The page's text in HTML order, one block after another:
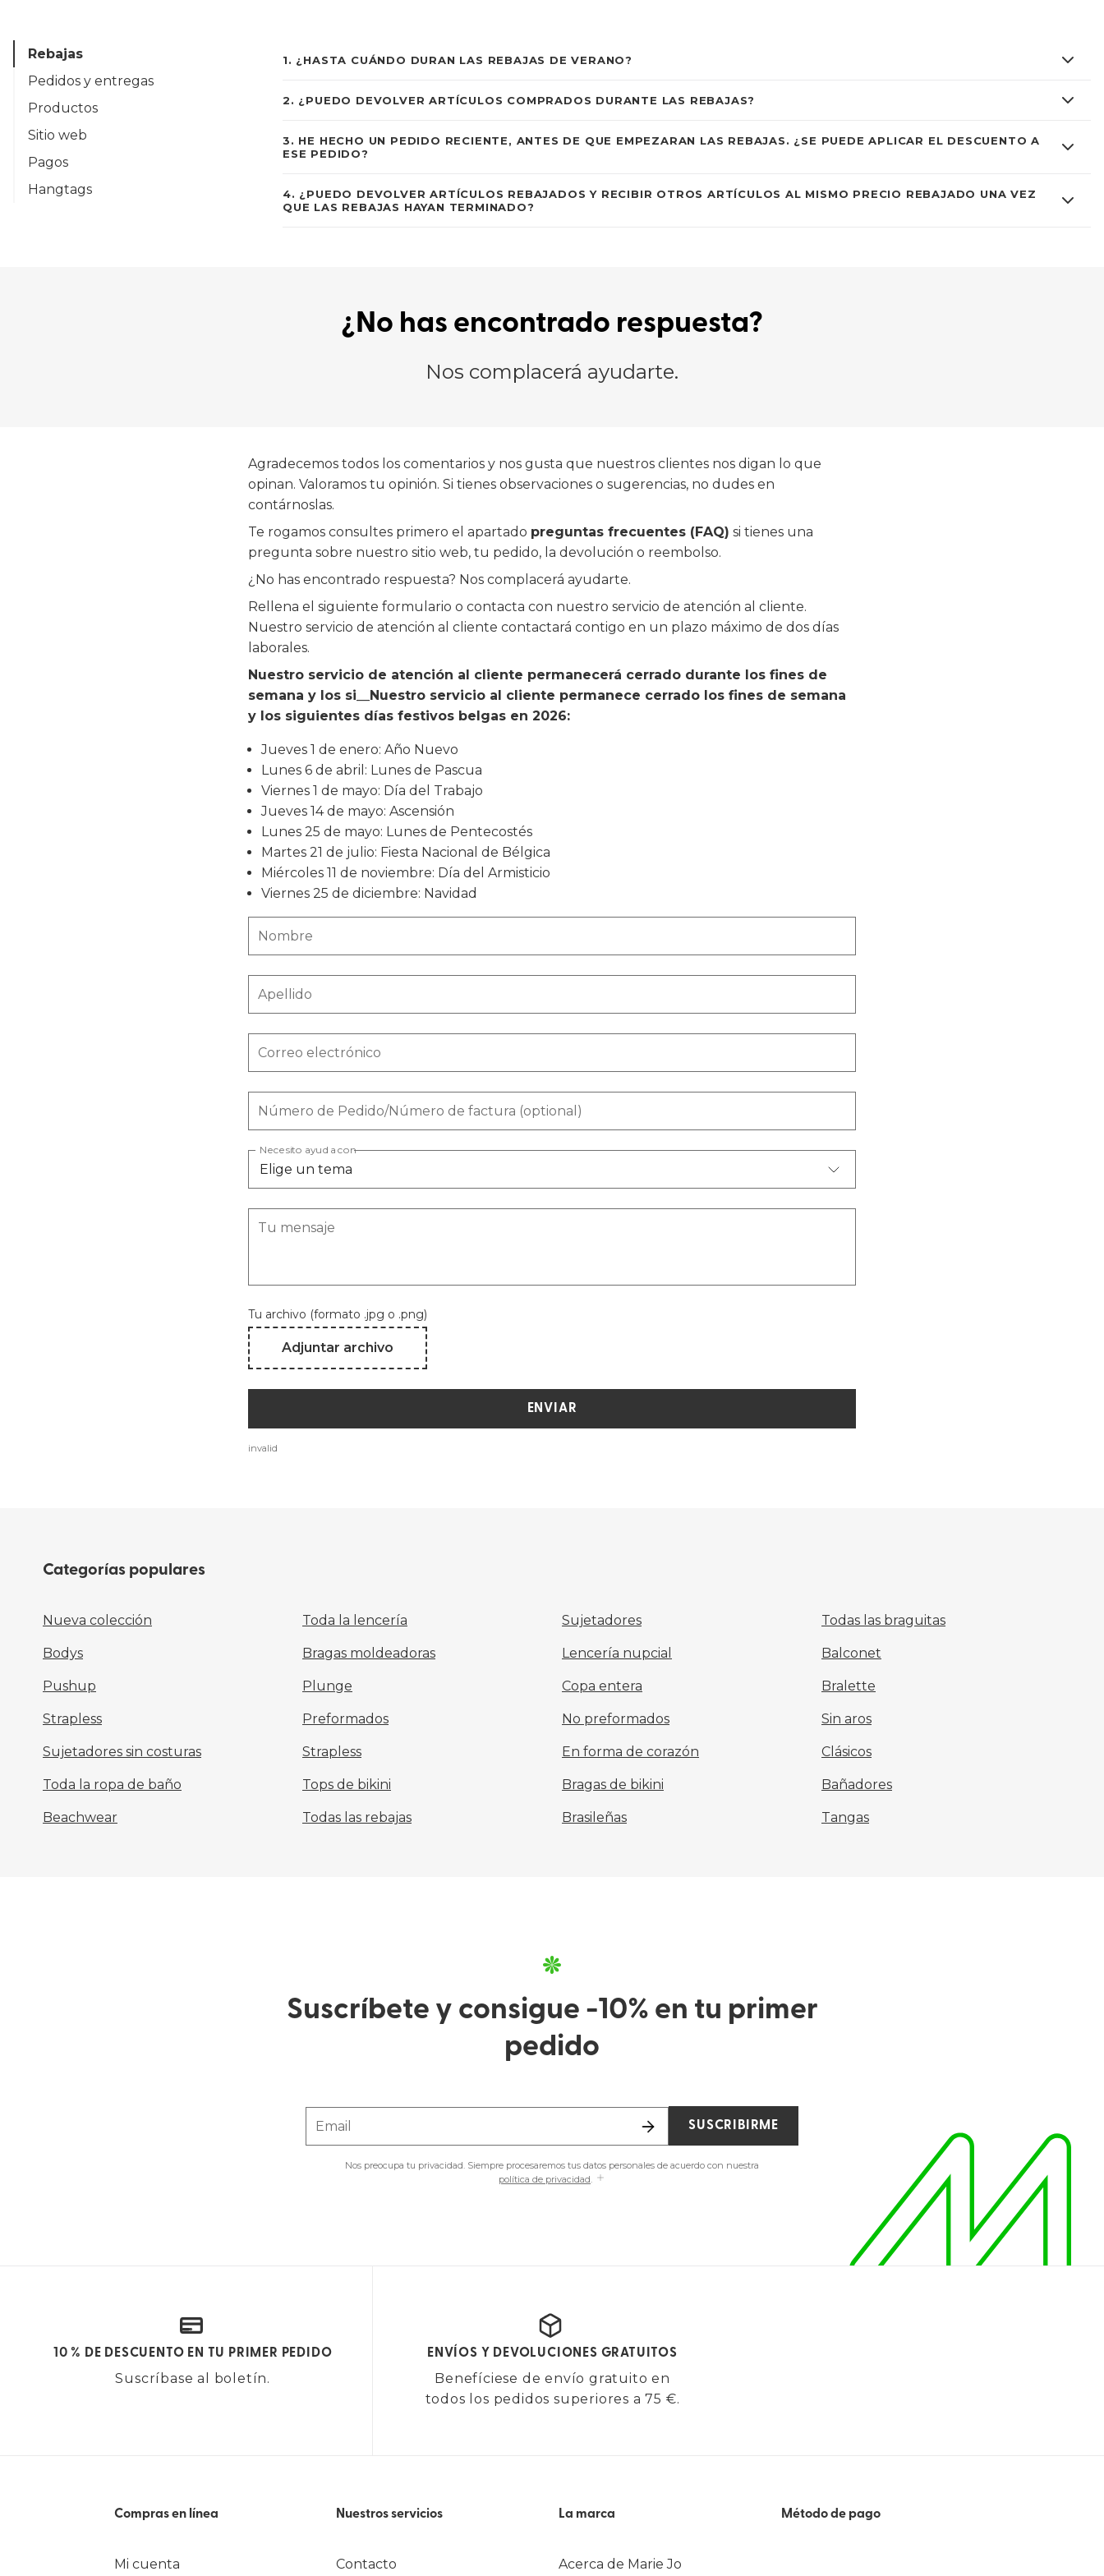
Rebajas
Pedidos y entregas
Productos
Sitio web
Pagos
Hangtags
1. ¿HASTA CUÁNDO DURAN LAS REBAJAS DE VERANO?
2. ¿PUEDO DEVOLVER ARTÍCULOS COMPRADOS DURANTE LAS REBAJAS?
3. HE HECHO UN PEDIDO RECIENTE, ANTES DE QUE EMPEZARAN LAS REBAJAS. ¿SE PUEDE APLICAR EL DESCUENTO A
ESE PEDIDO?
4. ¿PUEDO DEVOLVER ARTÍCULOS REBAJADOS Y RECIBIR OTROS ARTÍCULOS AL MISMO PRECIO REBAJADO UNA VEZ
QUE LAS REBAJAS HAYAN TERMINADO?
¿No has encontrado respuesta?
Nos complacerá ayudarte.
Agradecemos todos los comentarios y nos gusta que nuestros clientes nos digan lo que
opinan. Valoramos tu opinión. Si tienes observaciones o sugerencias, no dudes en
contárnoslas.
Te rogamos consultes primero el apartado preguntas frecuentes (FAQ) si tienes una
pregunta sobre nuestro sitio web, tu pedido, la devolución o reembolso.
¿No has encontrado respuesta? Nos complacerá ayudarte.
Rellena el siguiente formulario o contacta con nuestro servicio de atención al cliente.
Nuestro servicio de atención al cliente contactará contigo en un plazo máximo de dos días
laborales.
Nuestro servicio de atención al cliente permanecerá cerrado durante los fines de
semana y los si__Nuestro servicio al cliente permanece cerrado los fines de semana
y los siguientes días festivos belgas en 2026:
Jueves 1 de enero: Año Nuevo
Lunes 6 de abril: Lunes de Pascua
Viernes 1 de mayo: Día del Trabajo
Jueves 14 de mayo: Ascensión
Lunes 25 de mayo: Lunes de Pentecostés
Martes 21 de julio: Fiesta Nacional de Bélgica
Miércoles 11 de noviembre: Día del Armisticio
Viernes 25 de diciembre: Navidad
Nombre
Apellido
Correo electrónico
Número de Pedido/Número de factura (optional)
Necesito ayuda con
Tu mensaje
Tu archivo (formato .jpg o .png)
Adjuntar archivo
ENVIAR
invalid
Categorías populares
Nueva colección Toda la lencería Sujetadores Todas las braguitas
Bodys Bragas moldeadoras Lencería nupcial Balconet
Pushup Plunge Copa entera Bralette
Strapless Preformados No preformados Sin aros
Sujetadores sin costuras Strapless En forma de corazón Clásicos
Toda la ropa de baño Tops de bikini Bragas de bikini Bañadores
Beachwear Todas las rebajas Brasileñas Tangas
Suscríbete y consigue -10% en tu primer
pedido
Email
Nos preocupa tu privacidad. Siempre procesaremos tus datos personales de acuerdo con nuestra
política de privacidad.
SUSCRIBIRME
10 % DE DESCUENTO EN TU PRIMER PEDIDO
Suscríbase al boletín.
ENVÍOS Y DEVOLUCIONES GRATUITOS
Benefíciese de envío gratuito en
todos los pedidos superiores a 75 €.
Compras en línea
Mi cuenta
Nuestros servicios
Contacto
La marca
Acerca de Marie Jo
Método de pago